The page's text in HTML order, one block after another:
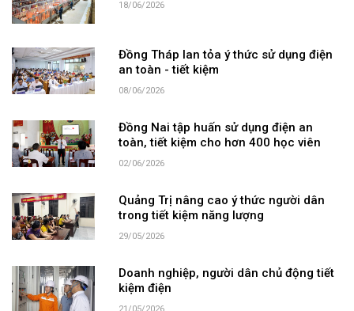
18/06/2026
Đồng Tháp lan tỏa ý thức sử dụng điện
an toàn - tiết kiệm
08/06/2026
Đồng Nai tập huấn sử dụng điện an
toàn, tiết kiệm cho hơn 400 học viên
02/06/2026
Quảng Trị nâng cao ý thức người dân
trong tiết kiệm năng lượng
29/05/2026
Doanh nghiệp, người dân chủ động tiết
kiệm điện